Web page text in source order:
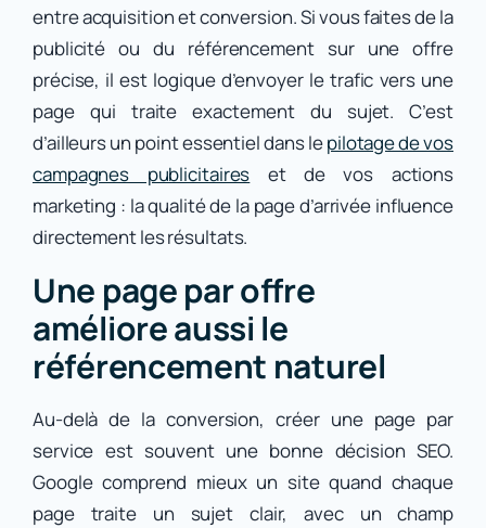
entre acquisition et conversion. Si vous faites de la
publicité ou du référencement sur une offre
précise, il est logique d’envoyer le trafic vers une
page qui traite exactement du sujet. C’est
d’ailleurs un point essentiel dans lepilotage de vos
campagnes publicitaires et de vos actions
marketing : la qualité de la page d’arrivée influence
directement les résultats.
Une page par offre
améliore aussi le
référencement naturel
Au-delà de la conversion, créer une page par
service est souvent une bonne décision SEO.
Google comprend mieux un site quand chaque
page traite un sujet clair, avec un champ